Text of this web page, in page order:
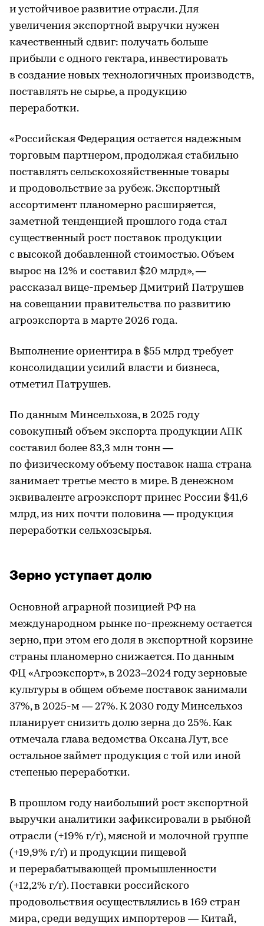
и устойчивое развитие отрасли. Для
увеличения экспортной выручки нужен
качественный сдвиг: получать больше
прибыли с одного гектара, инвестировать
в создание новых технологичных производств,
поставлять не сырье, а продукцию
переработки.
«Российская Федерация остается надежным
торговым партнером, продолжая стабильно
поставлять сельскохозяйственные товары
и продовольствие за рубеж. Экспортный
ассортимент планомерно расширяется,
заметной тенденцией прошлого года стал
существенный рост поставок продукции
с высокой добавленной стоимостью. Объем
вырос на 12% и составил $20 млрд», —
рассказал вице-премьер Дмитрий Патрушев
на совещании правительства по развитию
агроэкспорта в марте 2026 года.
Выполнение ориентира в $55 млрд требует
консолидации усилий власти и бизнеса,
отметил Патрушев.
По данным Минсельхоза, в 2025 году
совокупный объем экспорта продукции АПК
составил более 83,3 млн тонн —
по физическому объему поставок наша страна
занимает третье место в мире. В денежном
эквиваленте агроэкспорт принес России $41,6
млрд, из них почти половина — продукция
переработки сельхозсырья.
Зерно уступает долю
Основной аграрной позицией РФ на
международном рынке по-прежнему остается
зерно, при этом его доля в экспортной корзине
страны планомерно снижается. По данным
ФЦ «Агроэкспорт», в 2023–2024 году зерновые
культуры в общем объеме поставок занимали
37%, в 2025-м — 27%. К 2030 году Минсельхоз
планирует снизить долю зерна до 25%. Как
отмечала глава ведомства Оксана Лут, все
остальное займет продукция с той или иной
степенью переработки.
В прошлом году наибольший рост экспортной
выручки аналитики зафиксировали в рыбной
отрасли (+19% г/г), мясной и молочной группе
(+19,9% г/г) и продукции пищевой
и перерабатывающей промышленности
(+12,2% г/г). Поставки российского
продовольствия осуществлялись в 169 стран
мира, среди ведущих импортеров — Китай,